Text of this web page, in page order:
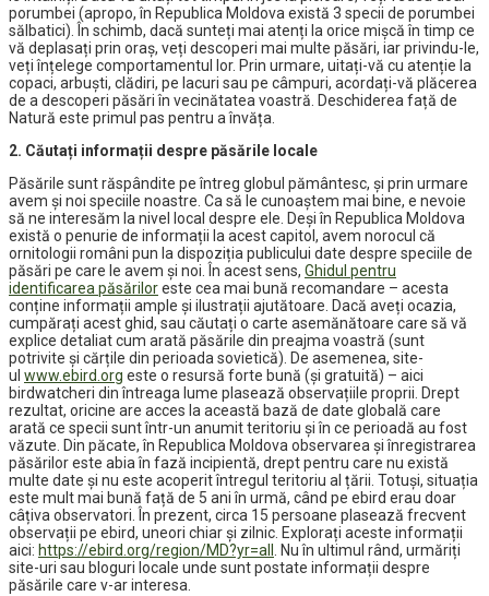
porumbei (apropo, în Republica Moldova există 3 specii de porumbei
sălbatici). În schimb, dacă sunteți mai atenți la orice mișcă în timp ce
vă deplasați prin oraș, veți descoperi mai multe păsări, iar privindu-le,
veți înțelege comportamentul lor. Prin urmare, uitați-vă cu atenție la
copaci, arbuști, clădiri, pe lacuri sau pe câmpuri, acordați-vă plăcerea
de a descoperi păsări în vecinătatea voastră. Deschiderea față de
Natură este primul pas pentru a învăța.
2. Căutați informații despre păsările locale
Păsările sunt răspândite pe întreg globul pământesc, și prin urmare
avem și noi speciile noastre. Ca să le cunoaștem mai bine, e nevoie
să ne interesăm la nivel local despre ele. Deși în Republica Moldova
există o penurie de informații la acest capitol, avem norocul că
ornitologii români pun la dispoziția publicului date despre speciile de
păsări pe care le avem și noi. În acest sens, Ghidul pentru
identificarea păsăriloreste cea mai bună recomandare – acesta
conține informații ample și ilustrații ajutătoare. Dacă aveți ocazia,
cumpărați acest ghid, sau căutați o carte asemănătoare care să vă
explice detaliat cum arată păsările din preajma voastră (sunt
potrivite și cărțile din perioada sovietică). De asemenea, site-
ul www.ebird.org este o resursă forte bună (și gratuită) – aici
birdwatcheri din întreaga lume plasează observațiile proprii. Drept
rezultat, oricine are acces la această bază de date globală care
arată ce specii sunt într-un anumit teritoriu și în ce perioadă au fost
văzute. Din păcate, în Republica Moldova observarea și înregistrarea
păsărilor este abia în fază incipientă, drept pentru care nu există
multe date și nu este acoperit întregul teritoriu al țării. Totuși, situația
este mult mai bună față de 5 ani în urmă, când pe ebird erau doar
câțiva observatori. În prezent, circa 15 persoane plasează frecvent
observații pe ebird, uneori chiar și zilnic. Explorați aceste informații
aici: https://ebird.org/region/MD?yr=all
. Nu în ultimul rând, urmăriți
site-uri sau bloguri locale unde sunt postate informații despre
păsările care v-ar interesa.